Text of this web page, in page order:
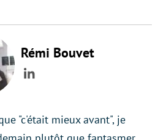
Rémi Bouvet
LinkedIn
"c'était mieux avant", je